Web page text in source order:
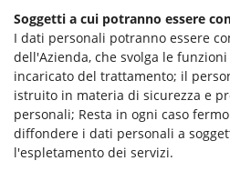
Soggetti a cui potranno essere
I dati personali potranno essere
dell'Azienda, che svolga le
incaricato del trattamento; il
istruito in materia di sicurezza e
personali; Resta in ogni caso
diffondere i dati personali a
l'espletamento dei servizi.